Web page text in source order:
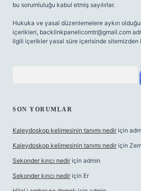
bu sorumluluğu kabul etmiş sayılırlar.
Hukuka ve yasal düzenlemelere aykırı
içerikleri, backlinkpanelicomtr@gmail.com
ilgili içerikler yasal süre içerisinde sitemizden
SON YORUMLAR
Kaleydoskop kelimesinin tanımı nedir için
Kaleydoskop kelimesinin tanımı nedir için
Sekonder kırıcı nedir için admin
Sekonder kırıcı nedir için Er